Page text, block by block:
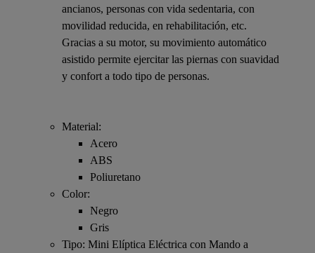
ancianos, personas con vida sedentaria, con
movilidad reducida, en rehabilitación, etc.
Gracias a su motor, su movimiento automático
asistido permite ejercitar las piernas con suavidad
y confort a todo tipo de personas.
Material:
Acero
ABS
Poliuretano
Color:
Negro
Gris
Tipo: Mini Elíptica Eléctrica con Mando a